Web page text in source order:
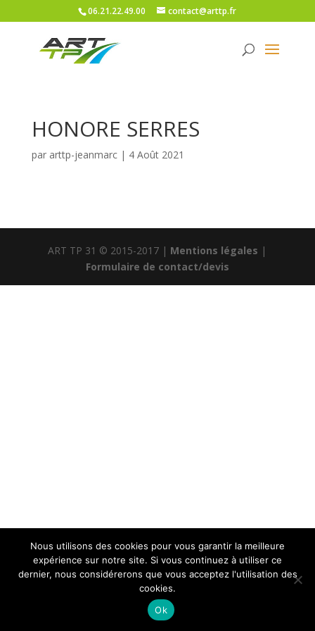
06.21.22.49.00 contact@arttp.fr
HONORE SERRES
par arttp-jeanmarc| 4 Août 2021
ART TP 31 © 2015-2017 | Mentions légales |
Formulaire de contact/devis
Nous utilisons des cookies pour vous garantir la meilleure
expérience sur notre site. Si vous continuez à utiliser ce
dernier, nous considérerons que vous acceptez l'utilisation des
cookies.
Ok